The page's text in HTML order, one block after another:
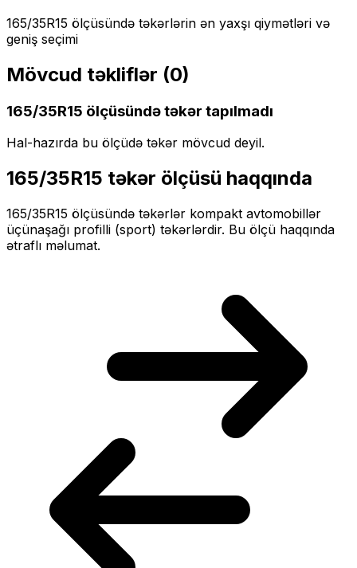
165/35R15 ölçüsündə təkərlərin ən yaxşı qiymətləri və
geniş seçimi
Mövcud təkliflər (0)
165/35R15 ölçüsündə təkər tapılmadı
Hal-hazırda bu ölçüdə təkər mövcud deyil.
165/35R15 təkər ölçüsü haqqında
165/35R15 ölçüsündə təkərlər kompakt avtomobillər
üçünaşağı profilli (sport) təkərlərdir. Bu ölçü haqqında
ətraflı məlumat.